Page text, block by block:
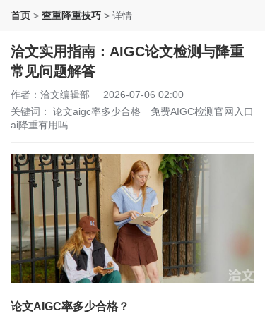
首页 > 查重降重技巧 > 详情
洽文实用指南：AIGC论文检测与降重
常见问题解答
作者：洽文编辑部
2026-07-06 02:00
关键词： 论文aigc率多少合格
免费AIGC检测官网入口
ai降重有用吗
论文AIGC率多少合格？